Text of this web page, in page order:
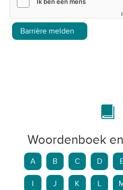
Barrière melden
Woordenboek
A B C D
J K L